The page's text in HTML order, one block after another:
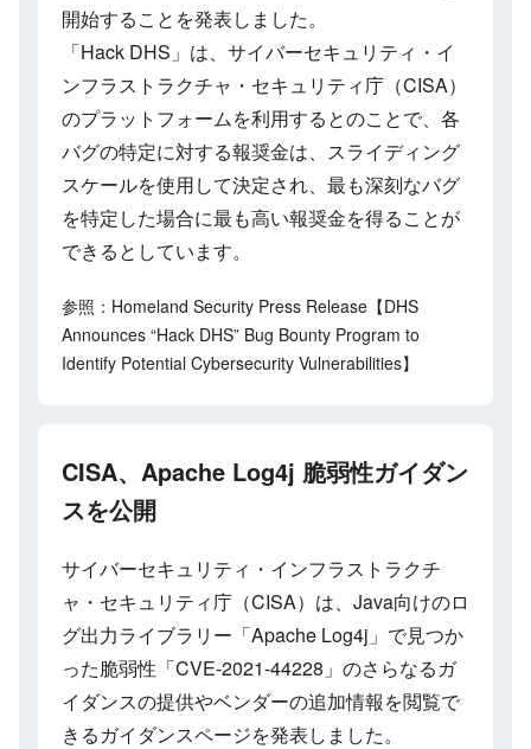
開始することを発表しました。
「Hack DHS」は、サイバーセキュリティ・イ
ンフラストラクチャ・セキュリティ庁（CISA）
のプラットフォームを利用するとのことで、各
バグの特定に対する報奨金は、スライディング
スケールを使用して決定され、最も深刻なバグ
を特定した場合に最も高い報奨金を得ることが
できるとしています。
参照：Homeland Security Press Release【DHS
Announces “Hack DHS” Bug Bounty Program to
Identify Potential Cybersecurity Vulnerabilities】
CISA、Apache Log4j 脆弱性ガイダン
スを公開
サイバーセキュリティ・インフラストラクチ
ャ・セキュリティ庁（CISA）は、Java向けのロ
グ出力ライブラリー「Apache Log4j」で見つか
った脆弱性「CVE-2021-44228」のさらなるガ
イダンスの提供やベンダーの追加情報を閲覧で
きるガイダンスページを発表しました。